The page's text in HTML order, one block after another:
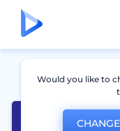
Would you like to
CHANGE